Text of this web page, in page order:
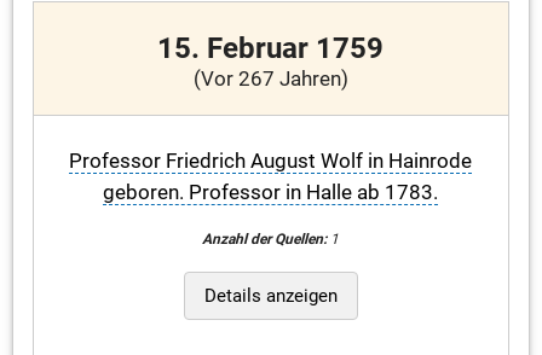
15. Februar 1759
(Vor 267 Jahren)
Professor Friedrich August Wolf in Hainrode
geboren. Professor in Halle ab 1783.
Anzahl der Quellen:1
Details anzeigen